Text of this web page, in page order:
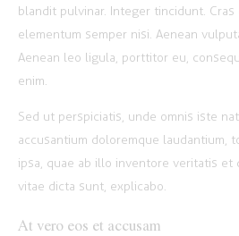
blandit pulvinar. Integer tincidunt. Cras
elementum semper nisi. Aenean
Aenean leo ligula, porttitor eu,
enim.
Sed ut perspiciatis, unde omnis iste
accusantium doloremque laudantium,
ipsa, quae ab illo inventore veritatis et
vitae dicta sunt, explicabo.
At vero eos et accusam